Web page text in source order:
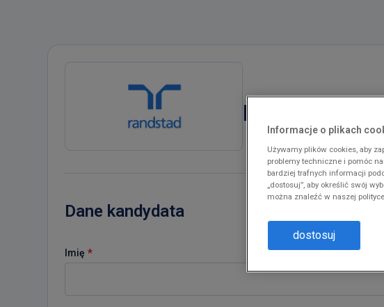
pracownik
Dane kandydata
Imię *
Informacje o plikach
Używamy plików cookies, aby
problemy techniczne i pomóc
bardziej trafnych informacji
„dostosuj”, aby określić swój
można znaleźć w naszej polityce
dostosuj